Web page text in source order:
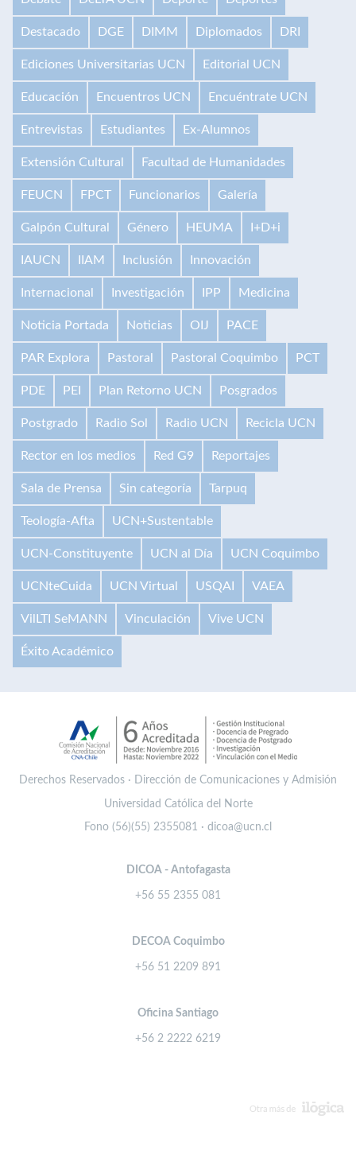
Destacado DGE DIMM Diplomados DRI
Ediciones Universitarias UCN Editorial UCN
Educación Encuentros UCN Encuéntrate UCN
Entrevistas Estudiantes Ex-Alumnos
Extensión Cultural Facultad de Humanidades
FEUCN FPCT Funcionarios Galería
Galpón Cultural Género HEUMA I+D+i
IAUCN IIAM Inclusión Innovación
Internacional Investigación IPP Medicina
Noticia Portada Noticias OIJ PACE
PAR Explora Pastoral Pastoral Coquimbo PCT
PDE PEI Plan Retorno UCN Posgrados
Postgrado Radio Sol Radio UCN Recicla UCN
Rector en los medios Red G9 Reportajes
Sala de Prensa Sin categoría Tarpuq
Teología-Afta UCN+Sustentable
UCN-Constituyente UCN al Día UCN Coquimbo
UCNteCuida UCN Virtual USQAI VAEA
VilLTI SeMANN Vinculación Vive UCN
Éxito Académico
Derechos Reservados · Dirección de Comunicaciones y Admisión
Universidad Católica del Norte
Fono (56)(55) 2355081 · dicoa@ucn.cl
DICOA - Antofagasta
+56 55 2355 081
DECOA Coquimbo
+56 51 2209 891
Oficina Santiago
+56 2 2222 6219